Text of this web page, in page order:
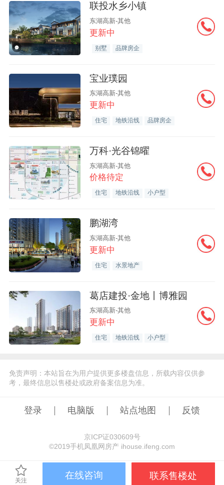
联投水乡小镇
东湖高新-其他
更新中
别墅 品牌房企
宝业璞园
东湖高新-其他
更新中
住宅 地铁沿线 品牌房企
万科·光谷锦曜
东湖高新-其他
价格待定
住宅 地铁沿线 小户型
鹏湖湾
东湖高新-其他
更新中
住宅 水景地产
葛店建投·金地丨博雅园
东湖高新-其他
更新中
住宅 地铁沿线 小户型
免责声明：本站旨在为用户提供更多楼盘信息，所载内容仅供参
考，最终信息以售楼处或政府备案信息为准。
登录 电脑版 站点地图 反馈
京ICP证030609号
©️2019手机凤凰网房产 ihouse.ifeng.com
关注 在线咨询 联系售楼处